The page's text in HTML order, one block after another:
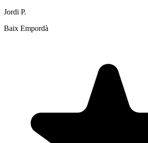
Jordi P.
Baix Empordà